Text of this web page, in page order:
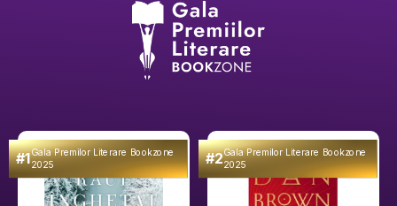
#1Gala Premilor Literare Bookzone
2025 #2Gala Premilor Literare Bookzone
2025